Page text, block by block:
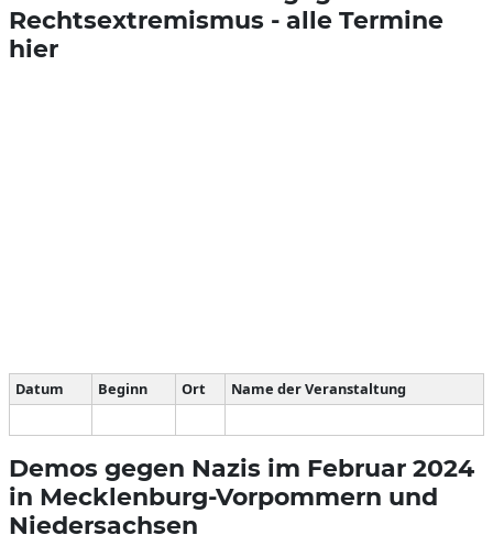
Rechtsextremismus - alle Termine
hier
Datum Beginn Ort Name der Veranstaltung
Demos gegen Nazis im Februar 2024
in Mecklenburg-Vorpommern und
Niedersachsen